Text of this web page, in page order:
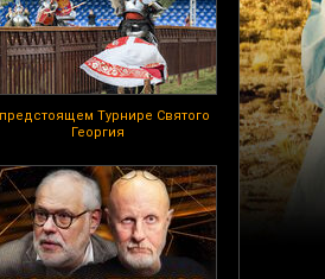
Турнире Святого
Георгия